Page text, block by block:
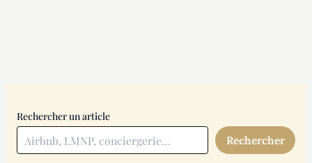
Rechercher un article
Rechercher